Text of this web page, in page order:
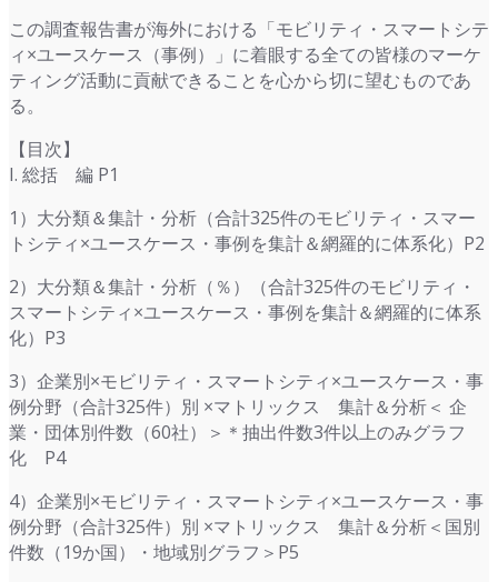
この調査報告書が海外における「モビリティ・スマートシテ
ィ×ユースケース（事例）」に着眼する全ての皆様のマーケ
ティング活動に貢献できることを心から切に望むものであ
る。
【目次】
I. 総括 編 P1
1）大分類＆集計・分析（合計325件のモビリティ・スマー
トシティ×ユースケース・事例を集計＆網羅的に体系化）P2
2）大分類＆集計・分析（％）（合計325件のモビリティ・
スマートシティ×ユースケース・事例を集計＆網羅的に体系
化）P3
3）企業別×モビリティ・スマートシティ×ユースケース・事
例分野（合計325件）別 ×マトリックス 集計＆分析＜ 企
業・団体別件数（60社）＞＊抽出件数3件以上のみグラフ
化 P4
4）企業別×モビリティ・スマートシティ×ユースケース・事
例分野（合計325件）別 ×マトリックス 集計＆分析＜国別
件数（19か国）・地域別グラフ＞P5